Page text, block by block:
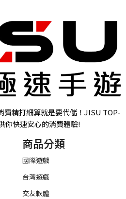
費精打細算就是要代儲！JISU TOP-
你快速安心的消費體驗!
商品分類
國際遊戲
台灣遊戲
交友軟體